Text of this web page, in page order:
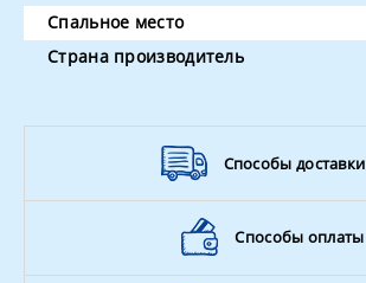
Спальное место
Страна производитель
Способы доставки
Способы оплаты